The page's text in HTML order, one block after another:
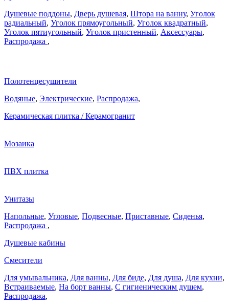
Душевые поддоны, Дверь душевая, Штора на ванну, Уголок
радиальный, Уголок прямоугольный, Уголок квадратный,
Уголок пятиугольный, Уголок пристенный, Аксессуары,
Распродажа ,
Полотенцесушители
Водяные, Электрические, Распродажа,
Керамическая плитка / Керамогранит
Мозаика
ПВХ плитка
Унитазы
Напольные, Угловые, Подвесные, Приставные, Сиденья,
Распродажа ,
Душевые кабины
Смесители
Для умывальника, Для ванны, Для биде, Для душа, Для кухни,
Встраиваемые, На борт ванны, C гигиеническим душем,
Распродажа,